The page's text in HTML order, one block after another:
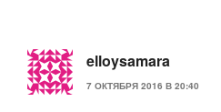
elloysamara
7 ОКТЯБРЯ 2016 В 20:40